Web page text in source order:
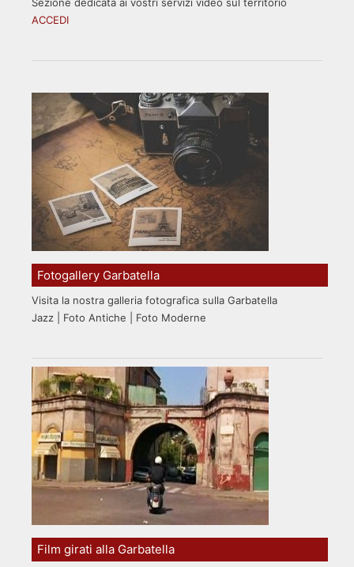
ACCEDI
Fotogallery Garbatella
Visita la nostra galleria fotografica sulla Garbatella
Jazz | Foto Antiche | Foto Moderne
Film girati alla Garbatella